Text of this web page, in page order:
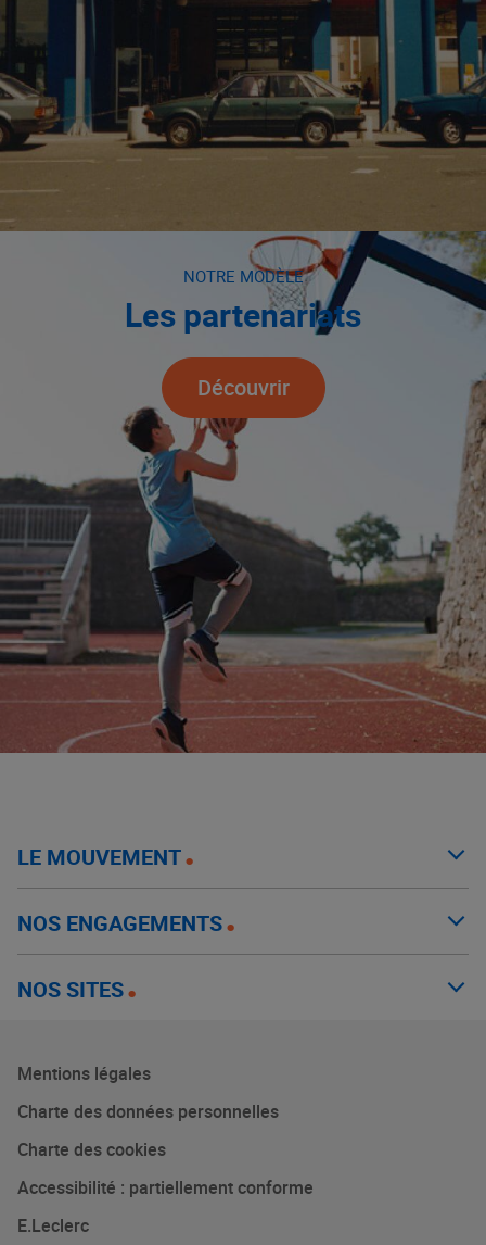
NOTRE MODÈLE
Les partenariats
Découvrir
LE MOUVEMENT
NOS ENGAGEMENTS
NOS SITES
Mentions légales
Charte des données personnelles
Charte des cookies
Accessibilité : partiellement conforme
E.Leclerc